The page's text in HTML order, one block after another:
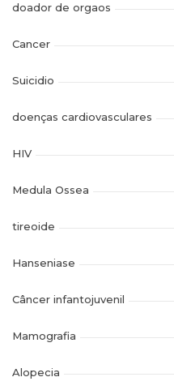
doador de orgaos
Cancer
Suicidio
doenças cardiovasculares
HIV
Medula Ossea
tireoide
Hanseniase
Câncer infantojuvenil
Mamografia
Alopecia